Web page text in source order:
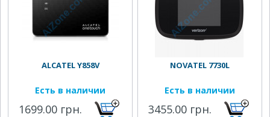
ALCATEL Y858V
Есть в наличии
1699.00 грн.
NOVATEL 7730L
Есть в наличии
3455.00 грн.